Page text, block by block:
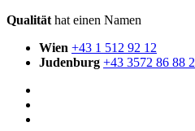
Qualität hat einen Namen
Wien +43 1 512 92 12
Judenburg +43 3572 86 88 2